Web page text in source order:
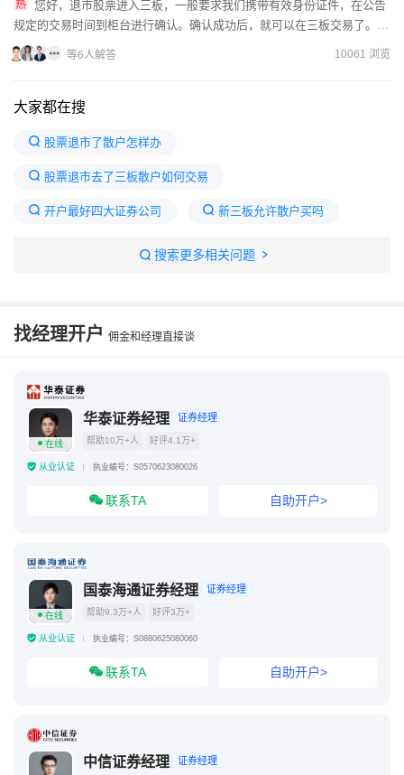
规定的交易时间到柜台进行确认。确认成功后，就可以在三板交易了。证
券账户股票佣金费率是万3或优惠价，可以在在特定范围内提供优惠...
等6人解答 10061 浏览
大家都在搜
股票退市了散户怎样办
股票退市去了三板散户如何交易
开户最好四大证券公司 新三板允许散户买吗
怎么开通新三板股票交易 老三板股票怎么开户
搜索更多相关问题
找经理开户 佣金和经理直接谈
在线
华泰证券经理 证券经理
帮助10万+人 好评4.1万+
从业认证 执业编号：S0570623080026
联系TA 自助开户>
在线
国泰海通证券经理 证券经理
帮助9.3万+人 好评3万+
从业认证 执业编号：S0880625080060
联系TA 自助开户>
中信证券经理 证券经理